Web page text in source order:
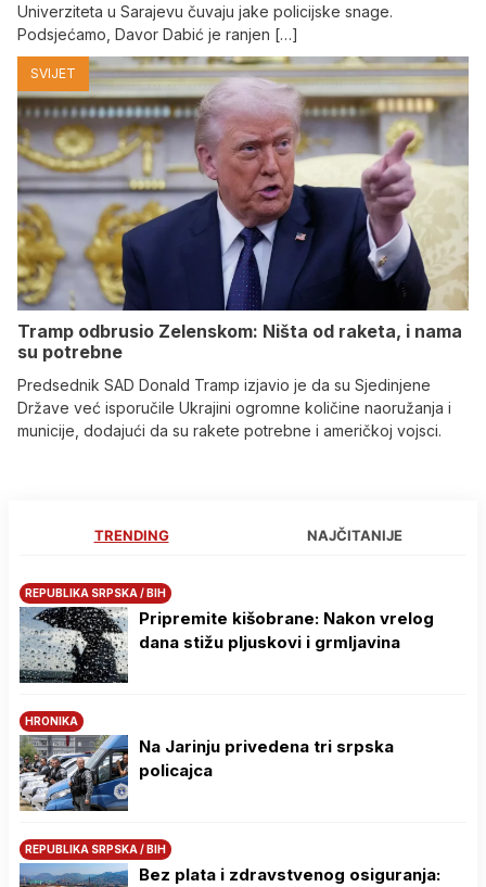
Univerziteta u Sarajevu čuvaju jake policijske snage.
Podsjećamo, Davor Dabić je ranjen […]
SVIJET
Tramp odbrusio Zelenskom: Ništa od raketa, i nama
su potrebne
Predsednik SAD Donald Tramp izjavio je da su Sjedinjene
Države već isporučile Ukrajini ogromne količine naoružanja i
municije, dodajući da su rakete potrebne i američkoj vojsci.
TRENDING NAJČITANIJE
REPUBLIKA SRPSKA / BIH
Pripremite kišobrane: Nakon vrelog
dana stižu pljuskovi i grmljavina
HRONIKA
Na Јarinju privedena tri srpska
policajca
REPUBLIKA SRPSKA / BIH
Bez plata i zdravstvenog osiguranja: